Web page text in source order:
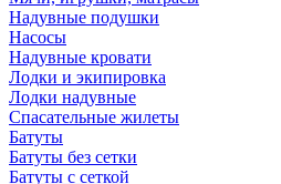
Надувные подушки
Насосы
Надувные кровати
Лодки и экипировка
Лодки надувные
Спасательные жилеты
Батуты
Батуты без сетки
Батуты с сеткой